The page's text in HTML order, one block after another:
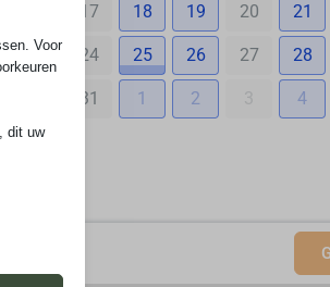
17 18 19 20 21
24 25 26 27 28
31 1 2 3 4
Voor
dit uw